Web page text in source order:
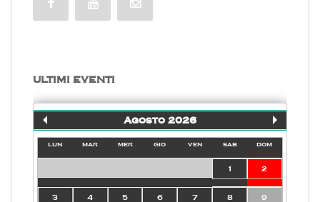
ULTIMI EVENTI
Agosto 2026
lun mar mer gio ven sab dom
1 2
3 4 5 6 7 8 9